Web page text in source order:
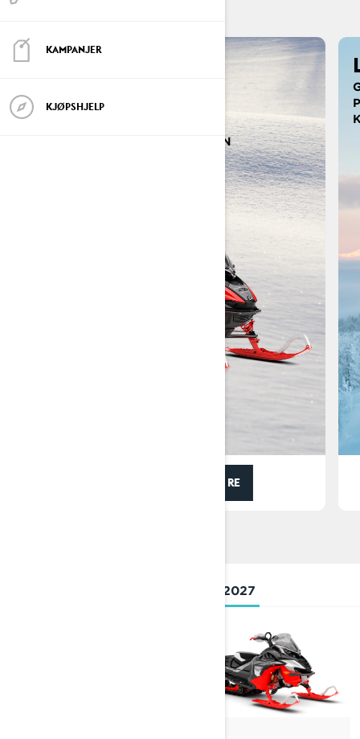
KAMPANJER
KJØPSHJELP
EDITION
20 ÅR MED LØYPELEGENDEN
HISTORIEN OM RAVE RE
UTFORSK LYNX-UTVALGET FOR 2027